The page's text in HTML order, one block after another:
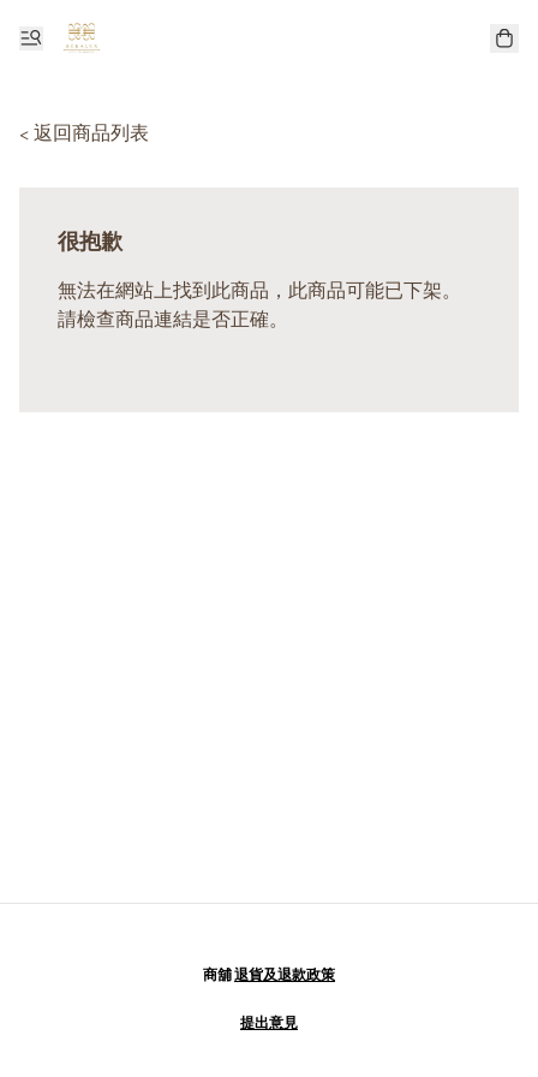
< 返回商品列表
很抱歉
無法在網站上找到此商品，此商品可能已下架。
請檢查商品連結是否正確。
商舖退貨及退款政策
提出意見